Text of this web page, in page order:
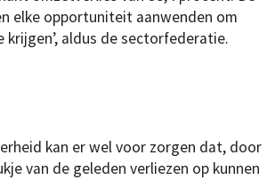
elke opportuniteit aanwenden om
aldus de sectorfederatie.
kan er wel voor zorgen dat, door
van de geleden verliezen op kunnen